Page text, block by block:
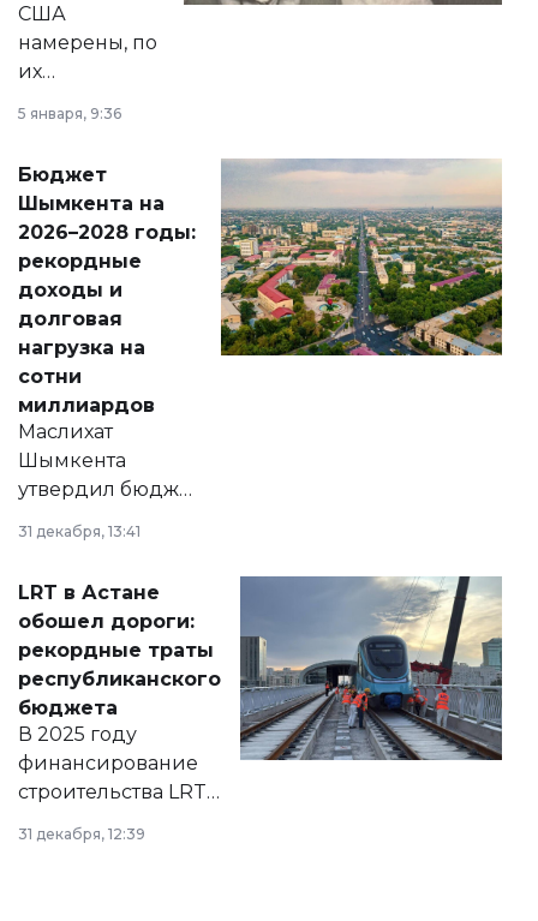
США
намерены, по
их
принести
народу
Венесуэлы.
5 января, 9:36
Бюджет
Шымкента на
2026–2028 годы:
рекордные
доходы и
долговая
нагрузка на
сотни
миллиардов
Маслихат
Шымкента
утвердил бюджет
города на 2026–
2028 годы.
документ
появился в базе
нормативных
правовых актов и
на сайте маслихат
города.
31 декабря, 13:41
LRT в Астане
обошел дороги:
рекордные траты
республиканского
бюджета
В 2025 году
финансирование
строительства LRT
в Астане из
республиканского
31 декабря, 12:39